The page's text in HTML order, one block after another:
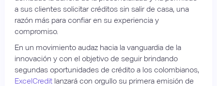
a sus clientes solicitar créditos sin salir de casa, una
razón más para confiar en su experiencia y
compromiso.
En un movimiento audaz hacia la vanguardia de la
innovación y con el objetivo de seguir brindando
segundas oportunidades de crédito a los colombianos,
ExcelCredit lanzará con orgullo su primera emisión de